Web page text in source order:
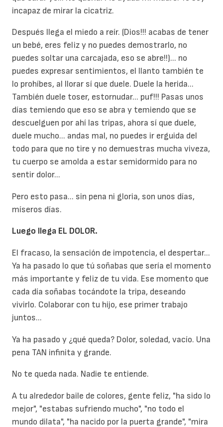
incapaz de mirar la cicatriz.
Después llega el miedo a reír. (Dios!!! acabas de tener
un bebé, eres feliz y no puedes demostrarlo, no
puedes soltar una carcajada, eso se abre!!)... no
puedes expresar sentimientos, el llanto también te
lo prohíbes, al llorar sí que duele. Duele la herida...
También duele toser, estornudar... puf!!! Pasas unos
días temiendo que eso se abra y temiendo que se
descuelguen por ahí las tripas, ahora sí que duele,
duele mucho... andas mal, no puedes ir erguida del
todo para que no tire y no demuestras mucha viveza,
tu cuerpo se amolda a estar semidormido para no
sentir dolor...
Pero esto pasa... sin pena ni gloria, son unos días,
míseros días.
Luego llega EL DOLOR.
El fracaso, la sensación de impotencia, el despertar...
Ya ha pasado lo que tú soñabas que sería el momento
más importante y feliz de tu vida. Ese momento que
cada día soñabas tocándote la tripa, deseando
vivirlo. Colaborar con tu hijo, ese primer trabajo
juntos...
Ya ha pasado y ¿qué queda? Dolor, soledad, vacío. Una
pena TAN infinita y grande.
No te queda nada. Nadie te entiende.
A tu alrededor baile de colores, gente feliz, "ha sido lo
mejor", "estabas sufriendo mucho", "no todo el
mundo dilata", "ha nacido por la puerta grande", "mira